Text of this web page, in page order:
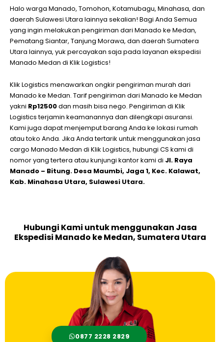
Halo warga Manado, Tomohon, Kotamubagu, Minahasa, dan
daerah Sulawesi Utara lainnya sekalian! Bagi Anda Semua
yang ingin melakukan pengiriman dari Manado ke Medan,
Pematang Siantar, Tanjung Morawa, dan daerah Sumatera
Utara lainnya, yuk percayakan saja pada layanan ekspedisi
Manado Medan di Klik Logistics!
Klik Logistics menawarkan ongkir pengiriman murah dari
Manado ke Medan. Tarif pengiriman dari Manado ke Medan
yakni Rp12500dan masih bisa nego. Pengiriman di Klik
Logistics terjamin keamanannya dan dilengkapi asuransi.
Kami juga dapat menjemput barang Anda ke lokasi rumah
atau toko Anda. Jika Anda tertarik untuk menggunakan jasa
cargo Manado Medan di Klik Logistics, hubungi CS kami di
nomor yang tertera atau kunjungi kantor kami di Jl. Raya
Manado – Bitung. Desa Maumbi, Jaga 1, Kec. Kalawat,
Kab. Minahasa Utara, Sulawesi Utara.
Hubungi Kami untuk menggunakan Jasa
Ekspedisi Manado ke Medan, Sumatera Utara
0877 2228 2829‬